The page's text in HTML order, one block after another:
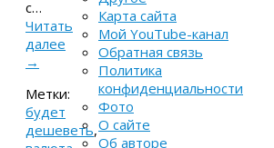
с…
Читать
далее
→
Метки:
будет
дешеветь,
Карта сайта
Мой YouTube-канал
Обратная связь
Политика
конфиденциальности
Фото
О сайте
Об авторе